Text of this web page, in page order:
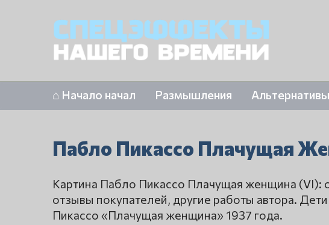
⌂ Начало начал Размышления Альтернативы
Пабло Пикассо Плачущая
Картина Пабло Пикассо Плачущая женщина (VI):
отзывы покупателей, другие работы автора.
Пикассо «Плачущая женщина» 1937 года.